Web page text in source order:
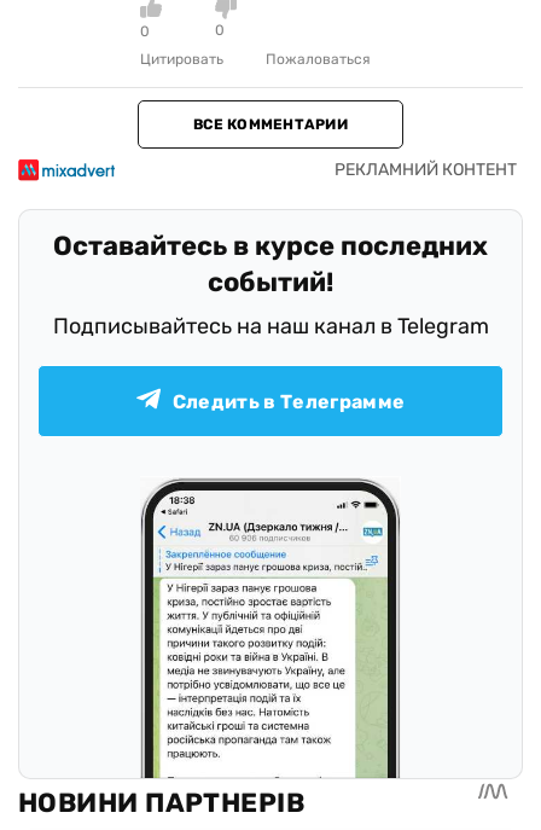
0
0
Цитировать
Пожаловаться
ВСЕ КОММЕНТАРИИ
Оставайтесь в курсе последних
событий!
Подписывайтесь на наш канал в Telegram
Следить в Телеграмме